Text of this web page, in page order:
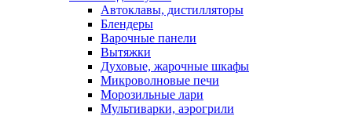
Автоклавы, дистилляторы
Блендеры
Варочные панели
Вытяжки
Духовые, жарочные шкафы
Микроволновые печи
Морозильные лари
Мультиварки, аэрогрили